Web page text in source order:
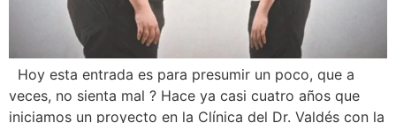
Hoy esta entrada es para presumir un poco, que a
veces, no sienta mal ? Hace ya casi cuatro años que
iniciamos un proyecto en la Clínica del Dr. Valdés con la